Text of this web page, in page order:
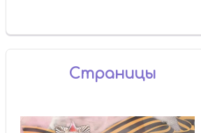
Страницы